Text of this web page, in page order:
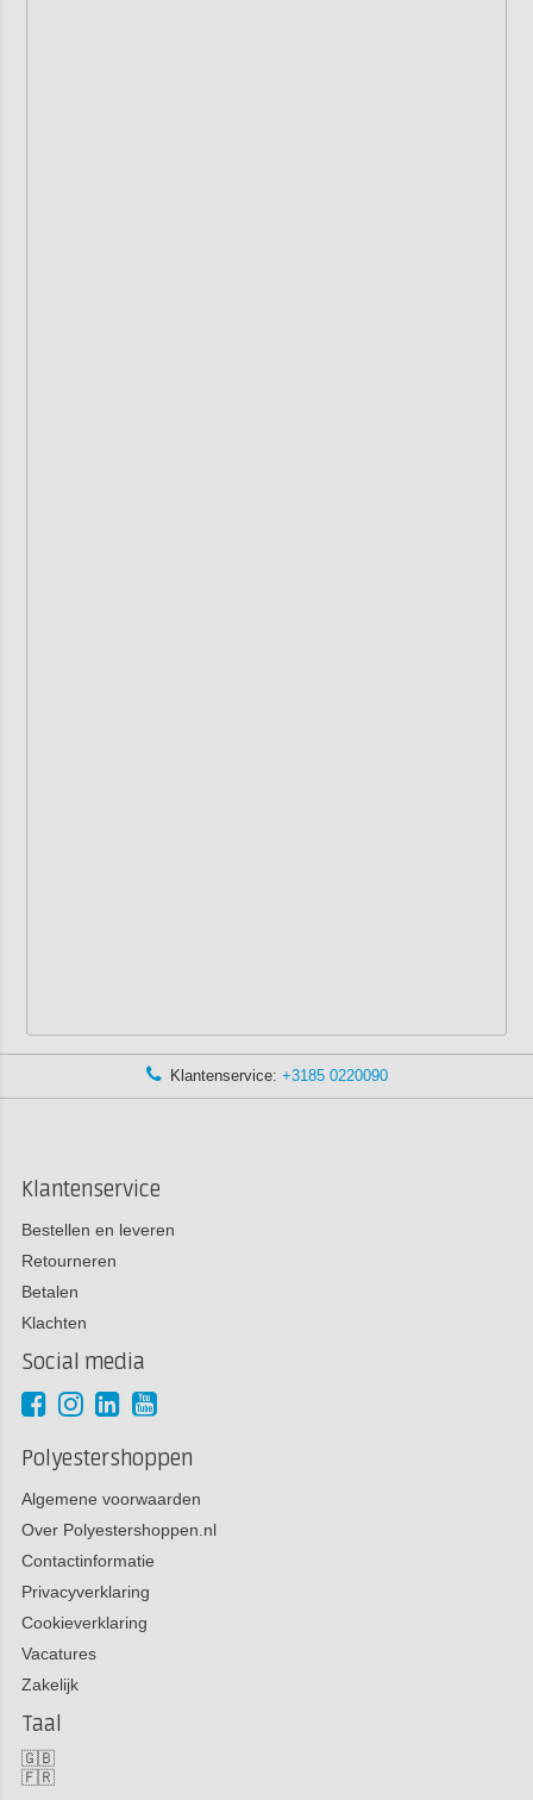
Klantenservice: +3185 0220090
Klantenservice
Bestellen en leveren
Retourneren
Betalen
Klachten
Social media
Polyestershoppen
Algemene voorwaarden
Over Polyestershoppen.nl
Contactinformatie
Privacyverklaring
Cookieverklaring
Vacatures
Zakelijk
Taal
🇬🇧
🇫🇷